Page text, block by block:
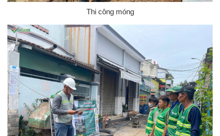
Thi công móng